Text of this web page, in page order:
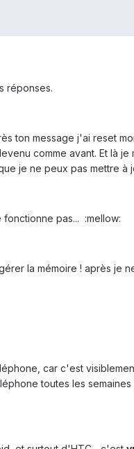
réponses.
ton message j'ai reset
comme avant. Et là
je ne peux pas mettre à
pas... :mellow:
la mémoire ! après je
car c'est
toutes les